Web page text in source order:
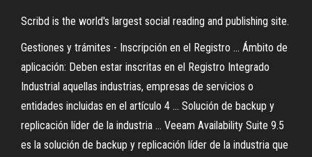
Scribd is the world's largest social reading and publishing site.
Gestiones y trámites - Inscripción en el Registro ... Ámbito de
aplicación: Deben estar inscritas en el Registro Integrado
Industrial aquellas industrias, empresas de servicios o
entidades incluidas en el artículo 4 ... Solución de backup y
replicación líder de la industria ... Veeam Availability Suite 9.5
es la solución de backup y replicación líder de la industria que